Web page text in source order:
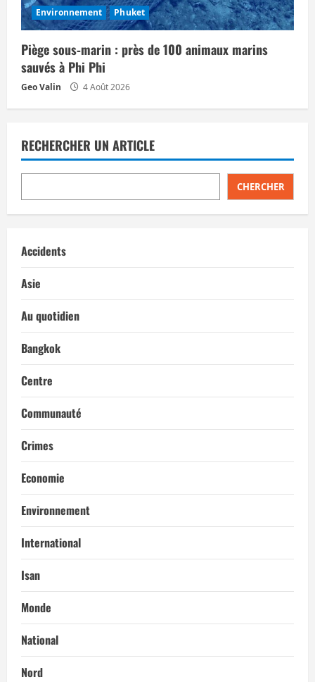
Environnement Phuket
Piège sous‑marin : près de 100 animaux marins
sauvés à Phi Phi
Geo Valin 4 Août 2026
RECHERCHER UN ARTICLE
CHERCHER
Accidents
Asie
Au quotidien
Bangkok
Centre
Communauté
Crimes
Economie
Environnement
International
Isan
Monde
National
Nord